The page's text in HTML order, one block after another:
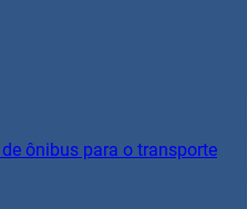
ônibus para o transporte